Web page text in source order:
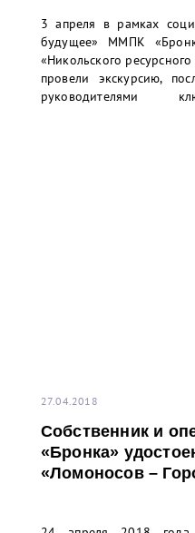
3 апреля в рамках
будущее» ММПК
«Никольского
провели экскурсию,
руководителями
27.04.2018
Собственник и
«Бронка»
«Ломоносов –